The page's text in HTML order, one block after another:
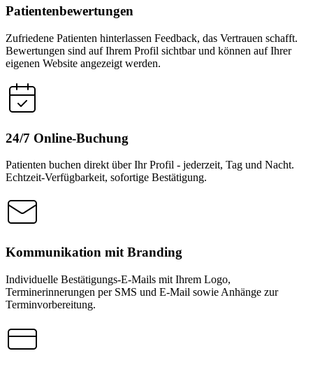
Patientenbewertungen
Zufriedene Patienten hinterlassen Feedback, das Vertrauen schafft.
Bewertungen sind auf Ihrem Profil sichtbar und können auf Ihrer
eigenen Website angezeigt werden.
24/7 Online-Buchung
Patienten buchen direkt über Ihr Profil - jederzeit, Tag und Nacht.
Echtzeit-Verfügbarkeit, sofortige Bestätigung.
Kommunikation mit Branding
Individuelle Bestätigungs-E-Mails mit Ihrem Logo,
Terminerinnerungen per SMS und E-Mail sowie Anhänge zur
Terminvorbereitung.